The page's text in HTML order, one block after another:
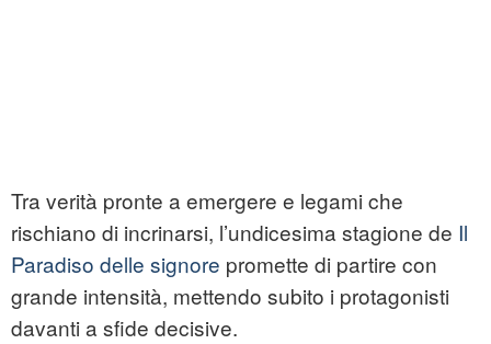
Tra verità pronte a emergere e legami che
rischiano di incrinarsi, l’undicesima stagione de Il
Paradiso delle signore promette di partire con
grande intensità, mettendo subito i protagonisti
davanti a sfide decisive.